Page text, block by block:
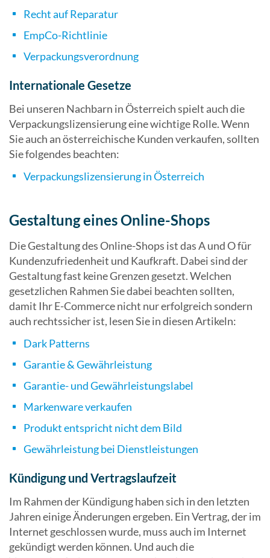
Recht auf Reparatur
EmpCo-Richtlinie
Verpackungsverordnung
Internationale Gesetze
Bei unseren Nachbarn in Österreich spielt auch die
Verpackungslizensierung eine wichtige Rolle. Wenn
Sie auch an österreichische Kunden verkaufen, sollten
Sie folgendes beachten:
Verpackungslizensierung in Österreich
Gestaltung eines Online-Shops
Die Gestaltung des Online-Shops ist das A und O für
Kundenzufriedenheit und Kaufkraft. Dabei sind der
Gestaltung fast keine Grenzen gesetzt. Welchen
gesetzlichen Rahmen Sie dabei beachten sollten,
damit Ihr E-Commerce nicht nur erfolgreich sondern
auch rechtssicher ist, lesen Sie in diesen Artikeln:
Dark Patterns
Garantie & Gewährleistung
Garantie- und Gewährleistungslabel
Markenware verkaufen
Produkt entspricht nicht dem Bild
Gewährleistung bei Dienstleistungen
Kündigung und Vertragslaufzeit
Im Rahmen der Kündigung haben sich in den letzten
Jahren einige Änderungen ergeben. Ein Vertrag, der im
Internet geschlossen wurde, muss auch im Internet
gekündigt werden können. Und auch die